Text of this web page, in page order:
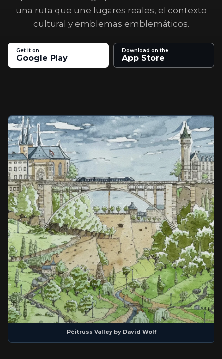
una ruta que une lugares reales, el contexto
cultural y emblemas emblemáticos.
Get it on
Google Play
Download on the
App Store
Péitruss Valley by David Wolf